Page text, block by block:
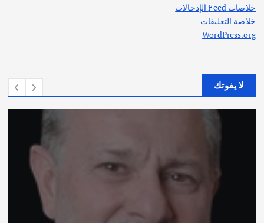
خلاصات Feed الإدخالات
خلاصة التعليقات
WordPress.org
لا يفوتك